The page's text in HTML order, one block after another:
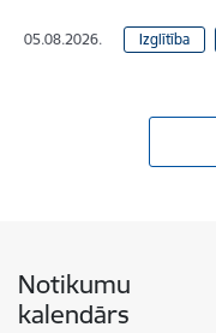
05.08.2026. Izglītība
Notikumu
kalendārs